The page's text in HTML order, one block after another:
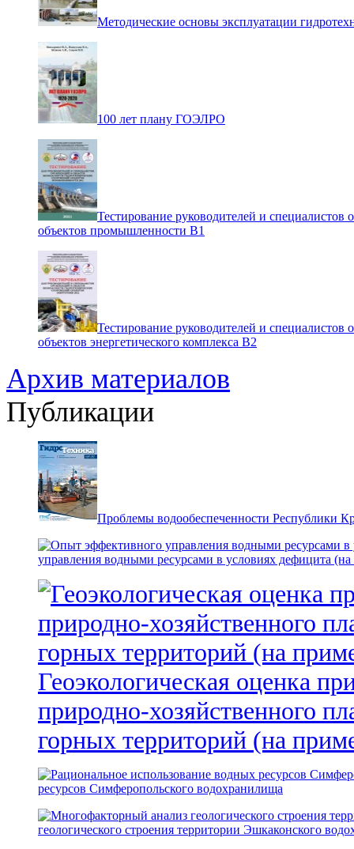
Методические основы эксплуатации
100 лет плану ГОЭЛРО
Тестирование руководителей и специалистов
объектов промышленности В1
Тестирование руководителей и специалистов
объектов энергетического комплекса В2
Архив материалов
Публикации
Проблемы водообеспеченности Республики
управления водными ресурсами в условиях дефицита
Геоэкологическая оценка
природно-хозяйственного
горных территорий (на
ресурсов Симферопольского водохранилища
геологического строения территории Эшкаконского